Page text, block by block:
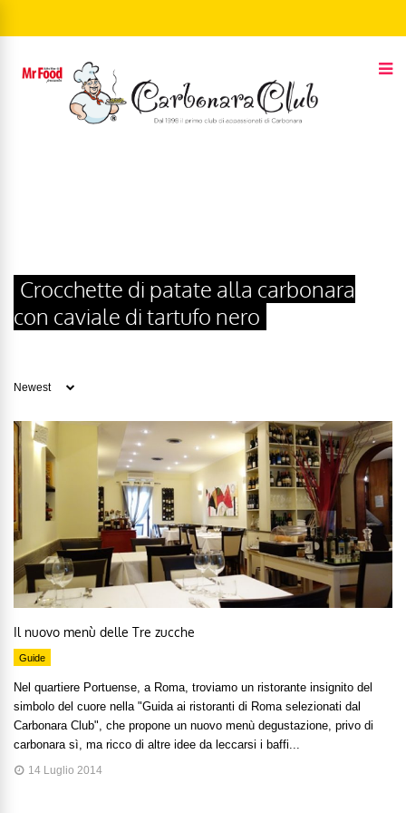
Crocchette di patate alla carbonara
con caviale di tartufo nero
Il nuovo menù delle Tre zucche
Guide
Nel quartiere Portuense, a Roma, troviamo un ristorante insignito del
simbolo del cuore nella "Guida ai ristoranti di Roma selezionati dal
Carbonara Club", che propone un nuovo menù degustazione, privo di
carbonara sì, ma ricco di altre idee da leccarsi i baffi...
14 Luglio 2014